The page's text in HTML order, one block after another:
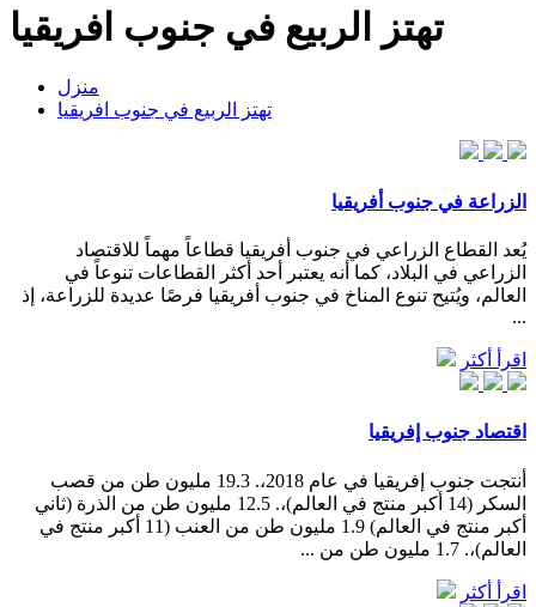
تهتز الربيع في جنوب افريقيا
منزل
تهتز الربيع في جنوب افريقيا
الزراعة في جنوب أفريقيا
يُعد القطاع الزراعي في جنوب أفريقيا قطاعاً مهماً للاقتصاد
الزراعي في البلاد، كما أنه يعتبر أحد أكثر القطاعات تنوعاً في
العالم، ويُتيح تنوع المناخ في جنوب أفريقيا فرصًا عديدة للزراعة، إذ
...
اقرأ أكثر
اقتصاد جنوب إفريقيا
أنتجت جنوب إفريقيا في عام 2018،. 19.3 مليون طن من قصب
السكر (14 أكبر منتج في العالم)،. 12.5 مليون طن من الذرة (ثاني
أكبر منتج في العالم) 1.9 مليون طن من العنب (11 أكبر منتج في
العالم)،. 1.7 مليون طن من ...
اقرأ أكثر